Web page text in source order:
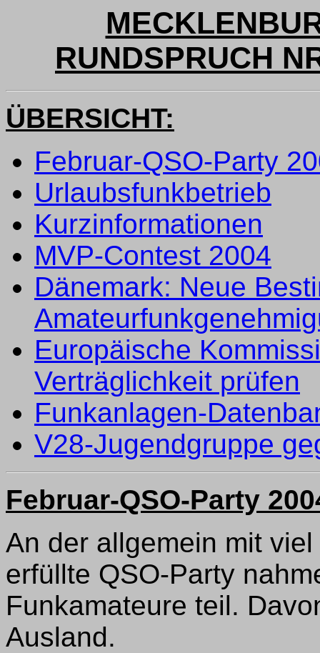
RUNDSPRUCH
ÜBERSICHT:
Februar-QSO-Party
Urlaubsfunkbetrieb
Kurzinformationen
MVP-Contest 2004
Dänemark: Neue
Europäische
Verträglichkeit prüfen
Funkanlagen-
V28-Jugendgruppe
Februar-QSO-Party
An der allgemein mit
erfüllte QSO-Party
Funkamateure teil.
Ausland.